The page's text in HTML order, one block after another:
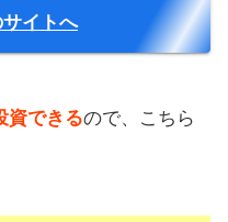
イトへ
資できるので、こちら